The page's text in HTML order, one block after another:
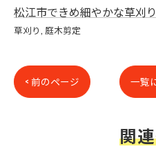
松江市できめ細やかな草刈り
草刈り 庭木剪定
< 前のページ 一覧
関